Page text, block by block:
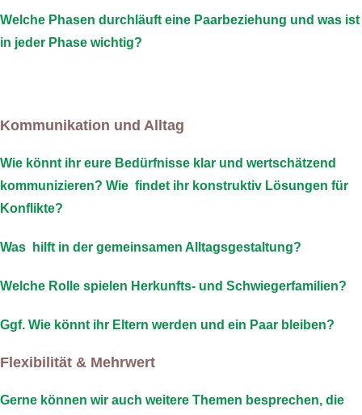
Welche Phasen durchläuft eine Paarbeziehung und was ist
in jeder Phase wichtig?
Kommunikation und Alltag
Wie könnt ihr eure Bedürfnisse klar und wertschätzend
kommunizieren? Wie findet ihr konstruktiv Lösungen für
Konflikte?
Was hilft in der gemeinsamen Alltagsgestaltung?
Welche Rolle spielen Herkunfts- und Schwiegerfamilien?
Ggf. Wie könnt ihr Eltern werden und ein Paar bleiben?
Flexibilität & Mehrwert
Gerne können wir auch weitere Themen besprechen, die